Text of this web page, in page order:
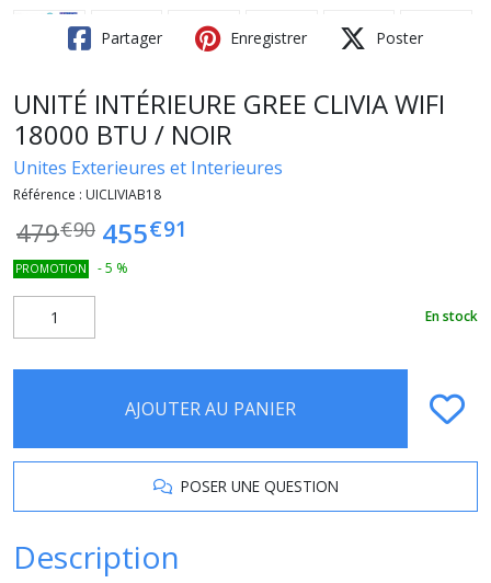
Partager Enregistrer Poster
UNITÉ INTÉRIEURE GREE CLIVIA WIFI
18000 BTU / NOIR
Unites Exterieures et Interieures
Référence : UICLIVIAB18
479€90 455€91
PROMOTION -5 %
En stock
AJOUTER AU PANIER
POSER UNE QUESTION
Description